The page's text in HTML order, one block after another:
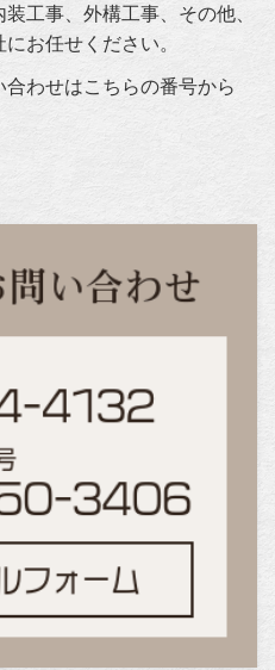
工事、外構工事、その他、
お任せください。
わせはこちらの番号から